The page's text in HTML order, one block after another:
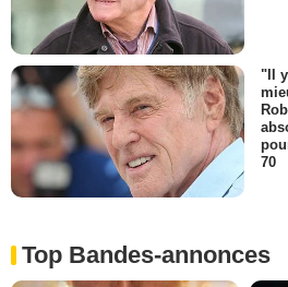
"Il
70
Top Bandes-annonces